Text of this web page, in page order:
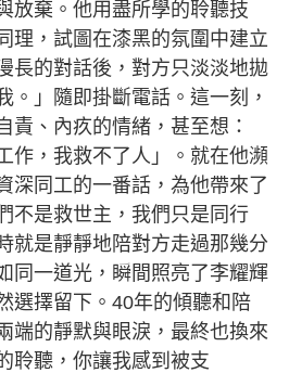
放棄。他用盡所學的聆聽技
理，試圖在漆黑的氛圍中建立
長的對話後，對方只淡淡地拋
。」隨即掛斷電話。這一刻，
責、內疚的情緒，甚至想：
作，我救不了人」。就在他瀕
深同工的一番話，為他帶來了
不是救世主，我們只是同行
就是靜靜地陪對方走過那幾分
同一道光，瞬間照亮了李耀輝
選擇留下。40年的傾聽和陪
端的靜默與眼淚，最終也換來
聆聽，你讓我感到被支